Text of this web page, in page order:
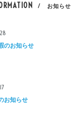
/ お知らせ
のお知らせ
お知らせ